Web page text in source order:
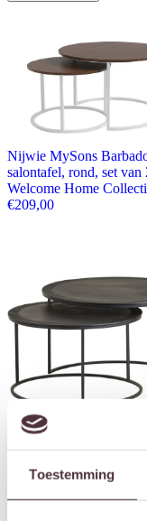
Toestemming
Nijwie MySons
salontafel, rond, set van
Welcome Home
€209,00
Nijwie MySons Verona
salontafel set van 2,
389,00